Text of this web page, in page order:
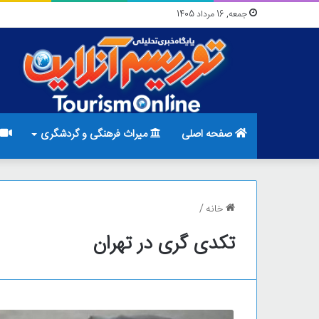
جمعه, 16 مرداد 1405
صفحه اصلی میراث فرهنگی و گردشگری
خانه/
تکدی گری در تهران